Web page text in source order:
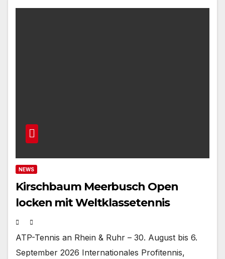
NEWS
Kirschbaum Meerbusch Open
locken mit Weltklassetennis
ATP-Tennis an Rhein & Ruhr – 30. August bis 6.
September 2026 Internationales Profitennis,